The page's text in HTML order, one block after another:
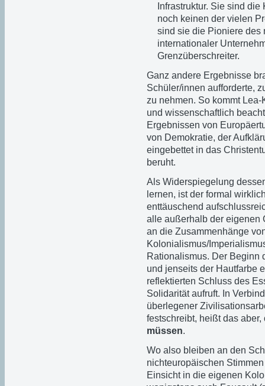
Infrastruktur. Sie sind
noch keinen der vielen
sind sie die Pioniere des
internationaler
Grenzüberschreiter.
Ganz andere Ergebnisse
Schüler/innen aufforderte,
zu nehmen. So kommt
und wissenschaftlich
Ergebnissen von
von Demokratie, der
eingebettet in das
beruht.
Als Widerspiegelung
lernen, ist der formal
enttäuschend
alle außerhalb der eigenen
an die Zusammenhänge
Kolonialismus/
Rationalismus. Der Beginn
und jenseits der Hautfarbe
reflektierten Schluss des
Solidarität aufruft. In
überlegener
festschreibt, heißt das aber,
müssen.
Wo also bleiben an den
nichteuropäischen
Einsicht in die eigenen